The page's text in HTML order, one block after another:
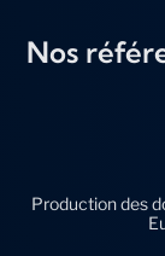
Nos
Production des